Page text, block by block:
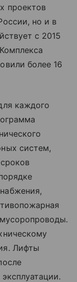
проектов
но и в
с 2015
более 16
каждого
систем,
Лифты